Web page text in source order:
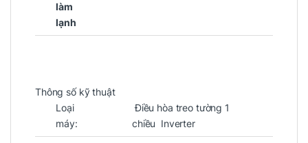
làm
lạnh
Thông số kỹ thuật
Loại
máy:
Điều hòa treo tường 1
chiều Inverter